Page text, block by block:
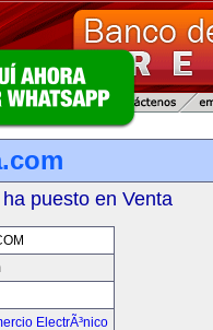
puesto en Venta
ElectrÃ³nico